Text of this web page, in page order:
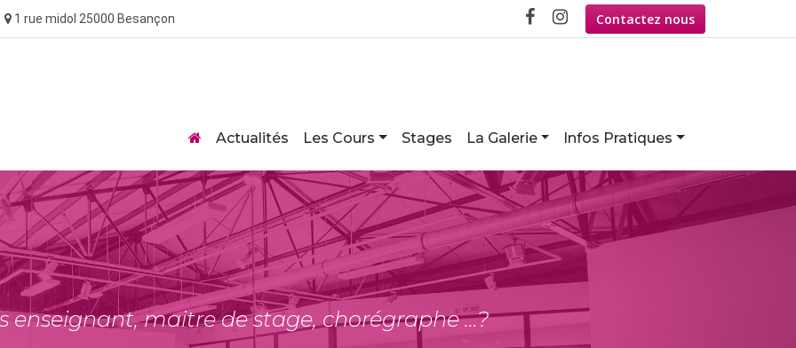
1 rue midol 25000 Besançon Contactez nous
Home
Actualités Les Cours Stages La Galerie Infos Pratiques
enseignant, maitre de stage, chorégraphe …?